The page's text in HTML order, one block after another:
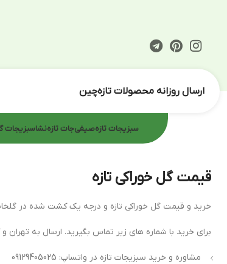
ارسال روزانه محصولات تازه‌چین
سبزیجات تازهصیفی‌جات تازهنشاسبزیجات
قیمت گل خوراکی تازه
خرید و قیمت گل خوراکی تازه و درجه یک کشت شده در
برای خرید با شماره های زیر تماس بگیرید. ارسال به
مشاوره و خرید سبزیجات تازه در واتساپ: 09129405025